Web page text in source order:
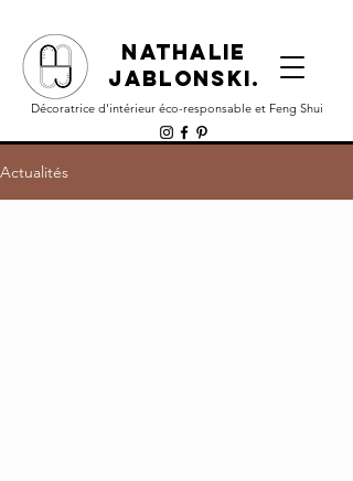
NATHALIE
JABLONSKI.
Décoratrice d'intérieur éco-responsable et Feng Shui
Actualités